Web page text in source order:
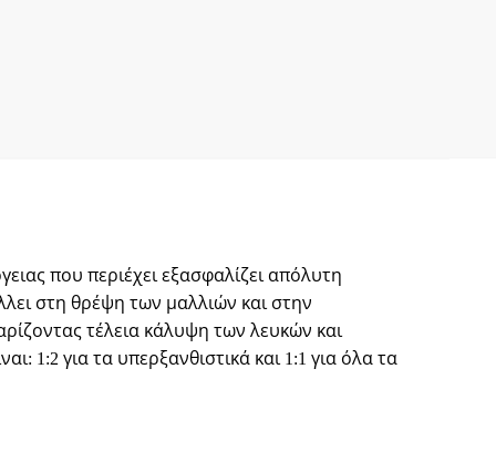
που περιέχει εξασφαλίζει απόλυτη
στη θρέψη των μαλλιών και στην
τέλεια κάλυψη των λευκών και
1:2 για τα υπερξανθιστικά και 1:1 για όλα τα